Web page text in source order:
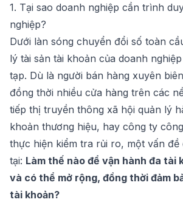
1. Tại sao doanh nghiệp cần trình
nghiệp?
Dưới làn sóng chuyển đổi số toàn
lý tài sản tài khoản của doanh
tạp. Dù là người bán hàng xuyên
đồng thời nhiều cửa hàng trên các
tiếp thị truyền thông xã hội quản lý
khoản thương hiệu, hay công ty
thực hiện kiểm tra rủi ro, một vấn
tại: Làm thế nào để vận hành đa tài
và có thể mở rộng, đồng thời đảm
tài khoản?